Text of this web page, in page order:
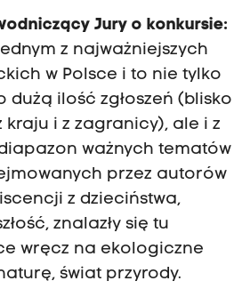
Jury o konkursie:
z najważniejszych
w Polsce i to nie tylko
dużą ilość zgłoszeń (blisko
kraju i z zagranicy), ale i z
ważnych tematów
przez autorów
z dzieciństwa,
znalazły się tu
wręcz na ekologiczne
świat przyrody.